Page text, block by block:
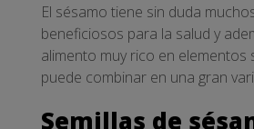
El sésamo tiene sin duda
beneficiosos para la salud y
alimento muy rico en elementos
puede combinar en una gran
Semillas de